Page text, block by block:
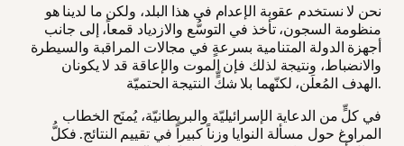
نحن لا نستخدم عقوبة الإعدام في هذا البلد، ولكن ما لدينا هو
منظومة السجون، تأخذ في التوسُّع والازدياد قمعاً، إلى جانب
أجهزة الدولة المتنامية بسرعةٍ في مجالات المراقبة والسيطرة
والانضباط، ونتيجة لذلك فإن الموت والإعاقة قد لا يكونان
الهدف المُعلَن، لكنّهما بلا شكٍّ النتيجة الحتميّة.
في كلٍّ من الدعاية الإسرائيليّة والبريطانيّة، يُمنَح الخطاب
المراوغ حول مسألة النوايا وزناً كبيراً في تقييم النتائج. فكلُّ